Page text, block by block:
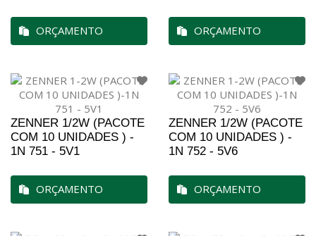
ORÇAMENTO ORÇAMENTO
ZENNER 1/2W (PACOTE
COM 10 UNIDADES ) -
1N 751 - 5V1
ORÇAMENTO
ZENNER 1/2W (PACOTE
COM 10 UNIDADES ) -
1N 752 - 5V6
ORÇAMENTO